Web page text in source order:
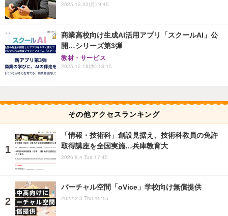
2025.12.22(月) 9:45
商業高校向け生成AI活用アプリ「スクールAI」公
開…シリーズ第3弾
教材・サービス
2025.12.18(木) 18:15
その他アクセスランキング
「情報・技術科」創設見据え、技術科教員の免許
取得講座を全国実施…兵庫教育大
2026.8.4 Tue 17:45
バーチャル空間「oVice」学校向け無償提供
2022.2.3 Thu 15:15